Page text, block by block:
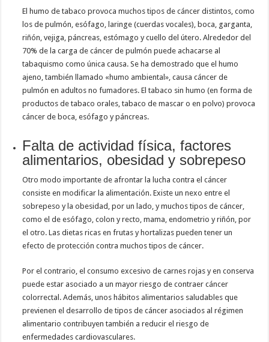
El humo de tabaco provoca muchos tipos de cáncer distintos, como
los de pulmón, esófago, laringe (cuerdas vocales), boca, garganta,
riñón, vejiga, páncreas, estómago y cuello del útero. Alrededor del
70% de la carga de cáncer de pulmón puede achacarse al
tabaquismo como única causa. Se ha demostrado que el humo
ajeno, también llamado «humo ambiental», causa cáncer de
pulmón en adultos no fumadores. El tabaco sin humo (en forma de
productos de tabaco orales, tabaco de mascar o en polvo) provoca
cáncer de boca, esófago y páncreas.
Falta de actividad física, factores
alimentarios, obesidad y sobrepeso
Otro modo importante de afrontar la lucha contra el cáncer
consiste en modificar la alimentación. Existe un nexo entre el
sobrepeso y la obesidad, por un lado, y muchos tipos de cáncer,
como el de esófago, colon y recto, mama, endometrio y riñón, por
el otro. Las dietas ricas en frutas y hortalizas pueden tener un
efecto de protección contra muchos tipos de cáncer.
Por el contrario, el consumo excesivo de carnes rojas y en conserva
puede estar asociado a un mayor riesgo de contraer cáncer
colorrectal. Además, unos hábitos alimentarios saludables que
previenen el desarrollo de tipos de cáncer asociados al régimen
alimentario contribuyen también a reducir el riesgo de
enfermedades cardiovasculares.